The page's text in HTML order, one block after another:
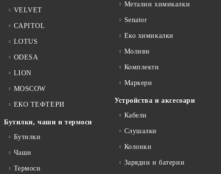
VELVET
CAPITOL
LOTUS
ODESA
LION
MOSCOW
ЕКО ТЕФТЕРИ
Бутилки, чаши и термоси
Бутилки
Чаши
Термоси
Метални химикалки
Senator
Еко химикалки
Моливи
Комплекти
Маркери
Устройства и аксесоари
Кабели
Слушалки
Колонки
Зарядни и батерии